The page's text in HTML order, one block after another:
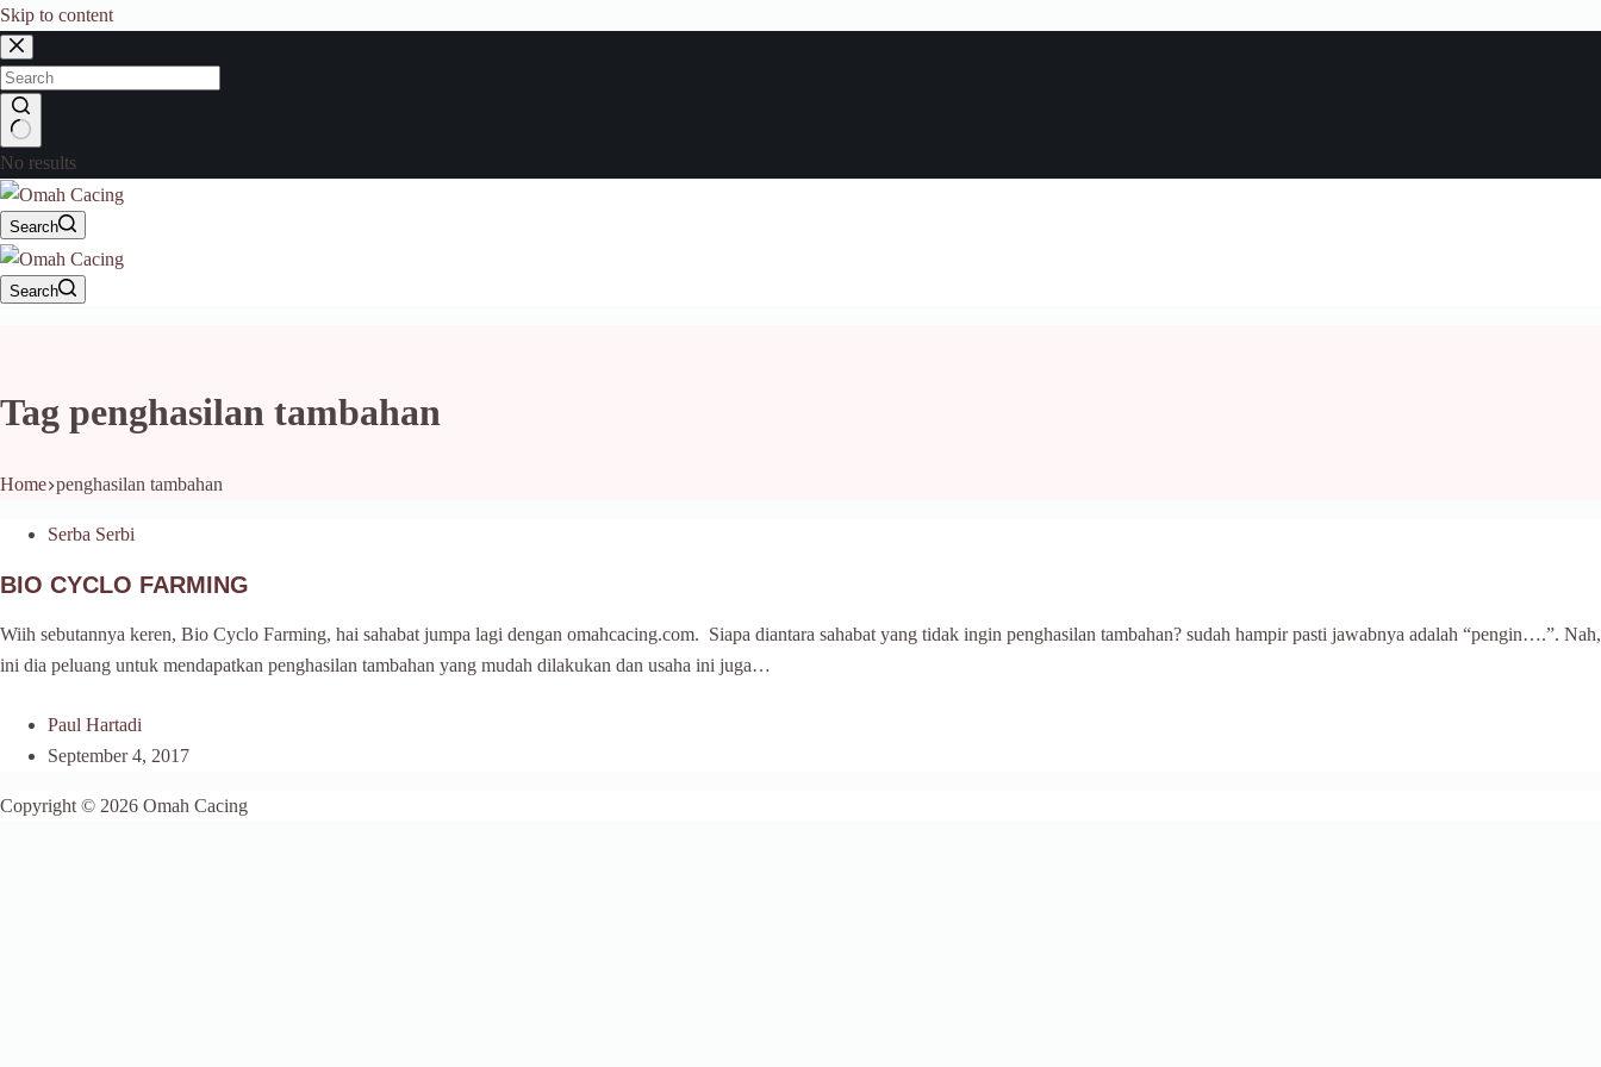
Skip to content
No results
Search
Search
Tag penghasilan tambahan
Home penghasilan tambahan
Serba Serbi
BIO CYCLO FARMING
Wiih sebutannya keren, Bio Cyclo Farming, hai sahabat jumpa lagi dengan omahcacing.com. Siapa diantara sahabat yang tidak ingin penghasilan tambahan? sudah hampir pasti jawabnya adalah “pengin….”. Nah,
ini dia peluang untuk mendapatkan penghasilan tambahan yang mudah dilakukan dan usaha ini juga…
Paul Hartadi
September 4, 2017
Copyright © 2026 Omah Cacing